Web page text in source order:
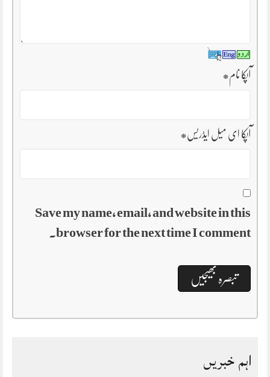
آپکا نام*
آپکا ای میل ایڈریس*
Save my name, email, and website in this
browser for the next time I comment.
اہم خبریں